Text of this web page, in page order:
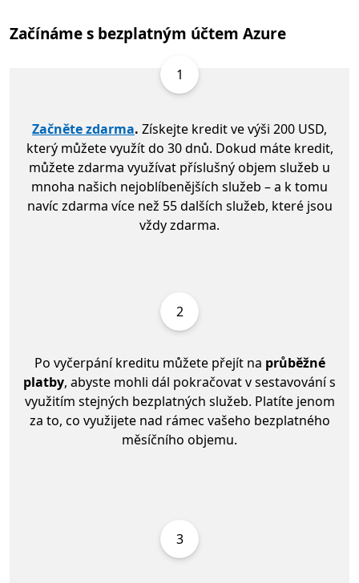
Začínáme s bezplatným účtem Azure
1
Začněte zdarma. Získejte kredit ve výši 200 USD,
který můžete využít do 30 dnů. Dokud máte kredit,
můžete zdarma využívat příslušný objem služeb u
mnoha našich nejoblíbenějších služeb – a k tomu
navíc zdarma více než 55 dalších služeb, které jsou
vždy zdarma.
2
Po vyčerpání kreditu můžete přejít na průběžné
platby, abyste mohli dál pokračovat v sestavování s
využitím stejných bezplatných služeb. Platíte jenom
za to, co využijete nad rámec vašeho bezplatného
měsíčního objemu.
3